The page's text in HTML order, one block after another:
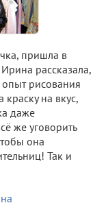
пришла в
рассказала,
рисования
на вкус,
даже
же уговорить
она
Так и